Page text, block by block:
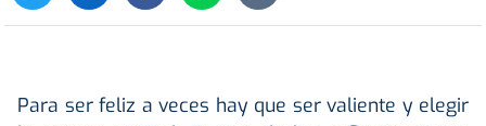
Para ser feliz a veces hay que ser valiente y elegir